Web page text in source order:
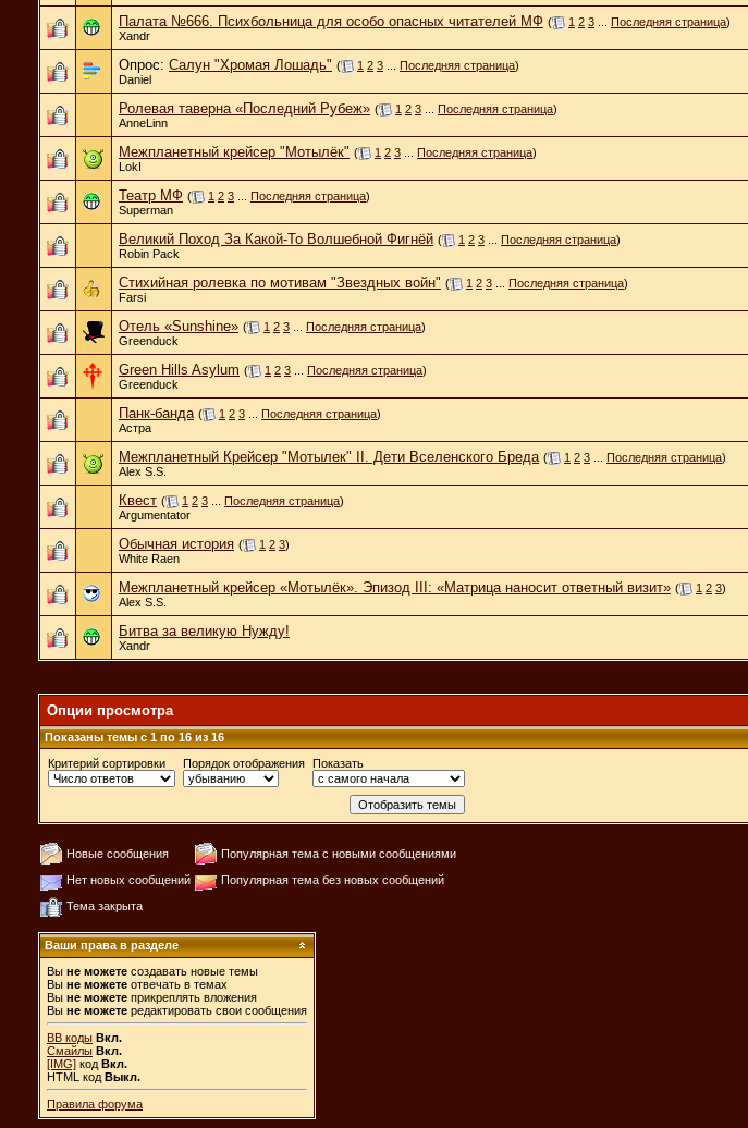
Палата №666. Психбольница для особо опасных читателей МФ ( 1 2 3 Последняя страница)
Xandr
Опрос: Салун "Хромая Лошадь" ( 1 2 3 Последняя страница)
Daniel
Ролевая таверна «Последний Рубеж» ( 1 2 3 Последняя страница)
AnneLinn
Межпланетный крейсер "Мотылёк" ( 1 2 3 Последняя страница)
LokI
Театр МФ ( 1 2 3 Последняя страница)
Superman
Великий Поход За Какой-То Волшебной Фигнёй ( 1 2 3 Последняя страница)
Robin Pack
Стихийная ролевка по мотивам "Звездных войн" ( 1 2 3 Последняя страница)
Farsi
Отель «Sunshine» ( 1 2 3 Последняя страница)
Greenduck
Green Hills Asylum ( 1 2 3 Последняя страница)
Greenduck
Панк-банда ( 1 2 3 Последняя страница)
Астра
Межпланетный Крейсер "Мотылек" II. Дети Вселенского Бреда ( 1 2 3 Последняя страница)
Alex S.S.
Квест ( 1 2 3 Последняя страница)
Argumentator
Обычная история ( 1 2 3)
White Raen
Межпланетный крейсер «Мотылёк». Эпизод III: «Матрица наносит ответный визит» ( 1 2 3)
Alex S.S.
Битва за великую Нужду!
Xandr
Опции просмотра
Показаны темы с 1 по 16 из 16
Критерий сортировки
Порядок отображения Показать
Новые сообщения
Популярная тема с новыми сообщениями
Нет новых сообщений
Популярная тема без новых сообщений
Тема закрыта
Ваши права в разделе
Вы не можете создавать новые темы
Вы не можете отвечать в темах
Вы не можете прикреплять вложения
Вы не можете редактировать свои сообщения
BB коды Вкл.
Смайлы Вкл.
[IMG] код Вкл.
HTML код Выкл.
Правила форума